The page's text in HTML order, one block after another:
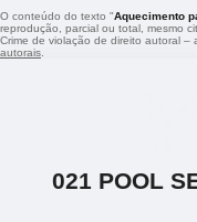
O conteúdo do texto "Aquecimento
reprodução, parcial ou total, mesmo
Crime de violação de direito autoral
autorais.
021 POOL